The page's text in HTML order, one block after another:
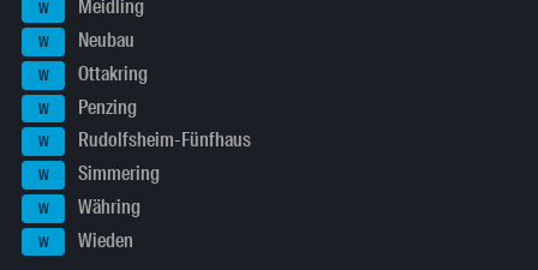
W Meidling
W Neubau
W Ottakring
W Penzing
W Rudolfsheim-Fünfhaus
W Simmering
W Währing
W Wieden